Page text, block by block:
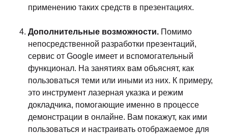
применению таких средств в презентациях.
Дополнительные возможности. Помимо
непосредственной разработки презентаций,
сервис от Google имеет и вспомогательный
функционал. На занятиях вам объяснят, как
пользоваться теми или иными из них. К примеру,
это инструмент лазерная указка и режим
докладчика, помогающие именно в процессе
демонстрации в онлайне. Вам покажут, как ими
пользоваться и настраивать отображаемое для